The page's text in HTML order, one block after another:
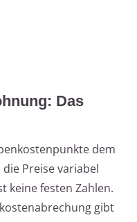
Das
dem
Preise variabel
keine festen Zahlen.
gibt